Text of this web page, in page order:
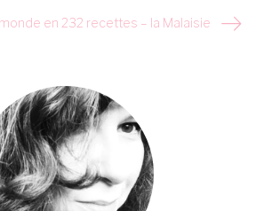
en 232 recettes – la Malaisie